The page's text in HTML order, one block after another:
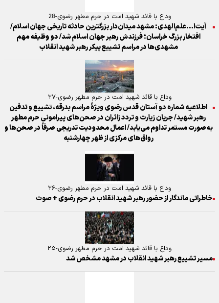
وداع با قائد شهید امت در حرم مطهر رضوی-28
آیت‌ا...علم‌الهدی: مشهد میدان‌دار بزرگترین حادثه تاریخی جهان اسلام/
افتخار بزرگ خراسان؛ فرزندش رهبر جهان اسلام شد/ دو وظیفه مهم
مشهدی‌ها در مراسم تشییع پیکر رهبر شهید انقلاب
وداع با قائد شهید امت در حرم مطهر رضوی-۲۷
اطلاعیه شماره دو آستان قدس رضوی ویژهٔ مراسم بدرقه، تشییع و تدفین
رهبر شهید/ جریان زیارت و تردد زائران در صحن‌های پیرامونی حرم مطهر
به‌صورت مستمر تداوم می‌یابد/ اعمال محدودیت تدریجی صرفاً در صحن‌ها و
رواق‌های مرکزی از ظهر چهارشنبه
وداع با قائد شهید امت در حرم مطهر رضوی-۲۶
خاطراتی ماندگار از حضور رهبر شهید انقلاب در حرم رضوی + صوت
وداع با قائد شهید امت در حرم مطهر رضوی-۲۵
مسیر تشییع رهبر شهید انقلاب در مشهد مشخص شد